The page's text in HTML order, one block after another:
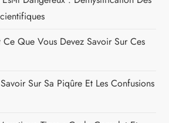
Ce Que Vous Devez Savoir Sur Ces
Sur Sa Piqûre Et Les Confusions